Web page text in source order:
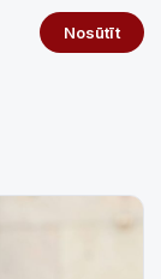
Nosūtīt